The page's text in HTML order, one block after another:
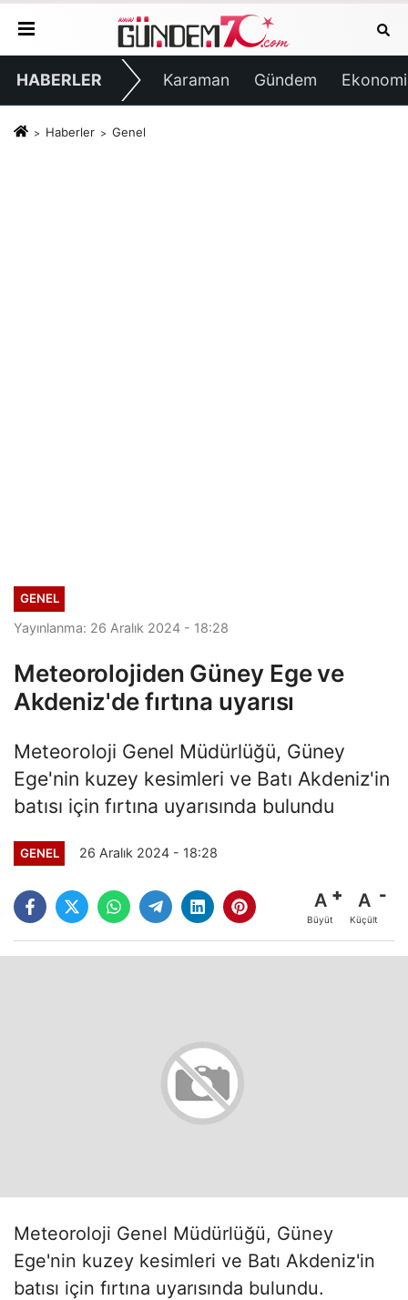
HABERLER Karaman Gündem Ekonomi
Haberler Genel
GENEL
Yayınlanma: 26 Aralık 2024 - 18:28
Meteorolojiden Güney Ege ve
Akdeniz'de fırtına uyarısı
Meteoroloji Genel Müdürlüğü, Güney
Ege'nin kuzey kesimleri ve Batı Akdeniz'in
batısı için fırtına uyarısında bulundu
GENEL 26 Aralık 2024 - 18:28
A
Büyüt
A
Küçült
Meteoroloji Genel Müdürlüğü, Güney
Ege'nin kuzey kesimleri ve Batı Akdeniz'in
batısı için fırtına uyarısında bulundu.